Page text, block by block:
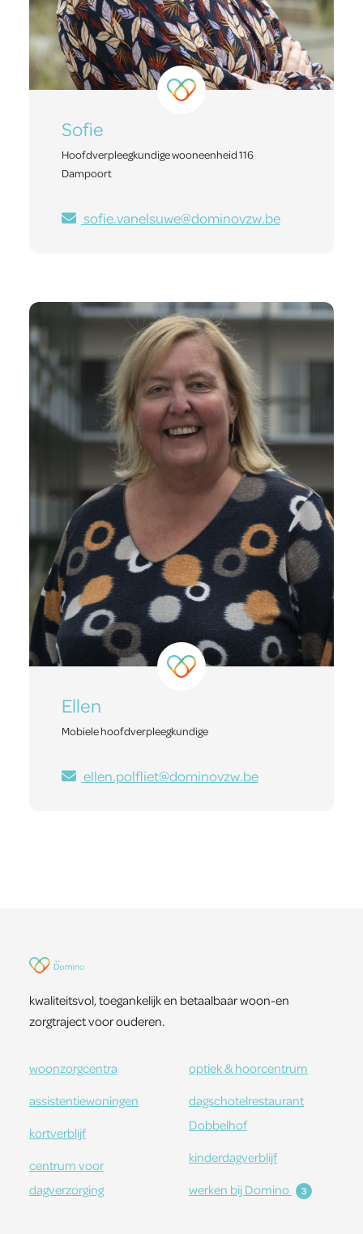
Sofie
Hoofdverpleegkundige wooneenheid 116
Dampoort
sofie.vanelsuwe@dominovzw.be
Ellen
Mobiele hoofdverpleegkundige
ellen.polfliet@dominovzw.be
kwaliteitsvol, toegankelijk en betaalbaar woon-en
zorgtraject voor ouderen.
woonzorgcentra
assistentiewoningen
kortverblijf
centrum voor
dagverzorging
optiek & hoorcentrum
dagschotelrestaurant
Dobbelhof
kinderdagverblijf
werken bij Domino
3